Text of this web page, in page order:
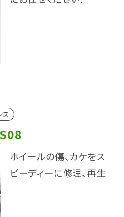
ス
ホイールの傷、カケをス
ピーディーに修理、再生